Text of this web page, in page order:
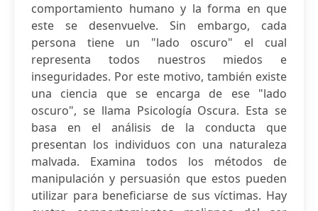
comportamiento humano y la forma en que
este se desenvuelve. Sin embargo, cada
persona tiene un "lado oscuro" el cual
representa todos nuestros miedos e
inseguridades. Por este motivo, también existe
una ciencia que se encarga de ese "lado
oscuro", se llama Psicología Oscura. Esta se
basa en el análisis de la conducta que
presentan los individuos con una naturaleza
malvada. Examina todos los métodos de
manipulación y persuasión que estos pueden
utilizar para beneficiarse de sus víctimas. Hay